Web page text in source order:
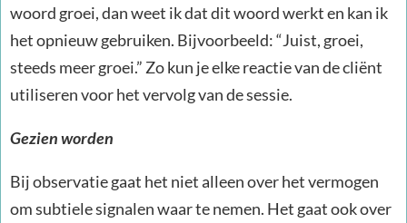
woord groei, dan weet ik dat dit woord werkt en kan ik
het opnieuw gebruiken. Bijvoorbeeld: “Juist, groei,
steeds meer groei.” Zo kun je elke reactie van de cliënt
utiliseren voor het vervolg van de sessie.
Gezien worden
Bij observatie gaat het niet alleen over het vermogen
om subtiele signalen waar te nemen. Het gaat ook over